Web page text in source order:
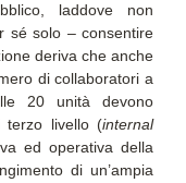
laddove non
sé solo – consentire
deriva che anche
di collaboratori a
20 unità devono
terzo livello (internal
ed operativa della
di un’ampia